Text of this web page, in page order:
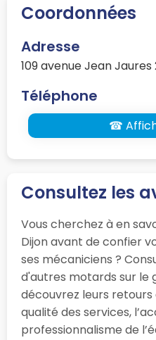
Coordonnées
Adresse
109 avenue Jean Jaures
Téléphone
☎
Consultez les
Vous cherchez à en
Dijon avant de confier
ses mécaniciens ?
d'autres motards sur le
découvrez leurs retours
qualité des services,
professionnalisme de